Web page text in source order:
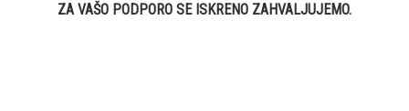
ZA VAŠO PODPORO SE ISKRENO ZAHVALJUJEMO.